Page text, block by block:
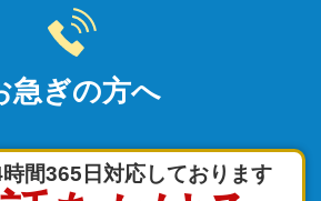
急ぎの方へ
間365日対応しております